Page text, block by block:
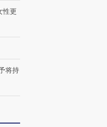
住三大增长引擎是什么？
性更
将持